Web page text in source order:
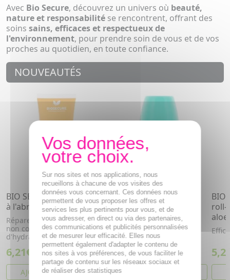
Avec Bio Secure, découvrez un univers où beauté,
nature et responsabilité se rencontrent, offrant des
soins sains, efficaces et respectueux de
l'environnement, pour prendre soin de vous et de vos
proches au quotidien, en toute confiance.
NOUVEAUTÉS
BIO SECURE Crème pieds
à l'abricot bio 100ml
Répare et protège - Texture
non collante - 8h
d'hydratation
6,21€
AJOUTER AU PANIER
BIO SECURE Déodorant
roll-on aloe vera et
magnésium bio 50ml
Parfum fleur de coton -
Efficacité 24 h
5,20€
BIO
roll-
Sur nos sites et nos applications, nous
recueillons à chacune de vos visites des
données vous concernant. Ces données nous
permettent de vous proposer les offres et
services les plus pertinents pour vous, et de
vous adresser, en direct ou via des partenaires,
des communications et publicités personnalisées
et de mesurer leur efficacité. Elles nous
permettent également d'adapter le contenu de
nos sites à vos préférences, de vous faciliter le
partage de contenu sur les réseaux sociaux et
de réaliser des statistiques